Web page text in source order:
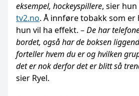
eksempel, hockeyspillere, sier
tv2.no. Å innføre tobakk som
hun vil ha effekt. –De har
bordet, også har de boksen
forteller hvem du er og hvilken
det er nok derfor det er blitt så
sier Ryel.